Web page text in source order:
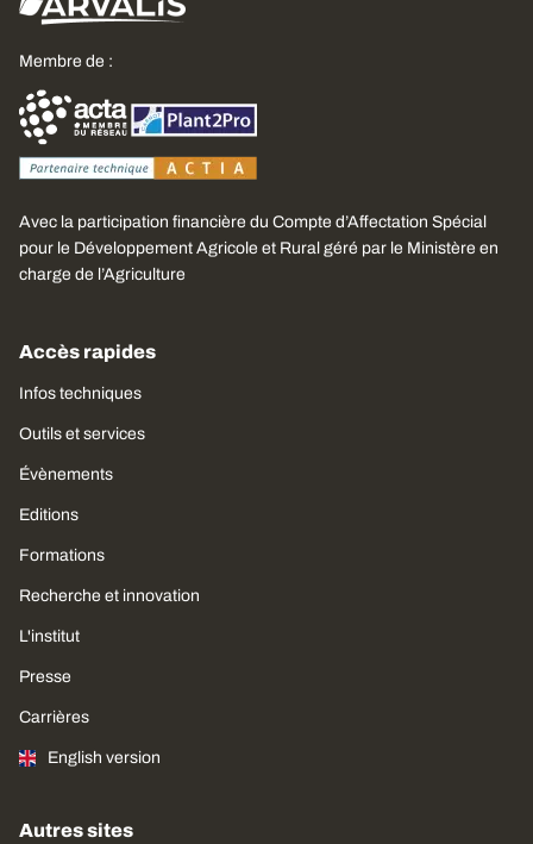
Membre de :
Avec la participation financière du Compte d’Affectation Spécial
pour le Développement Agricole et Rural géré par le Ministère en
charge de l’Agriculture
Accès rapides
Infos techniques
Outils et services
Évènements
Editions
Formations
Recherche et innovation
L'institut
Presse
Carrières
English version
Autres sites